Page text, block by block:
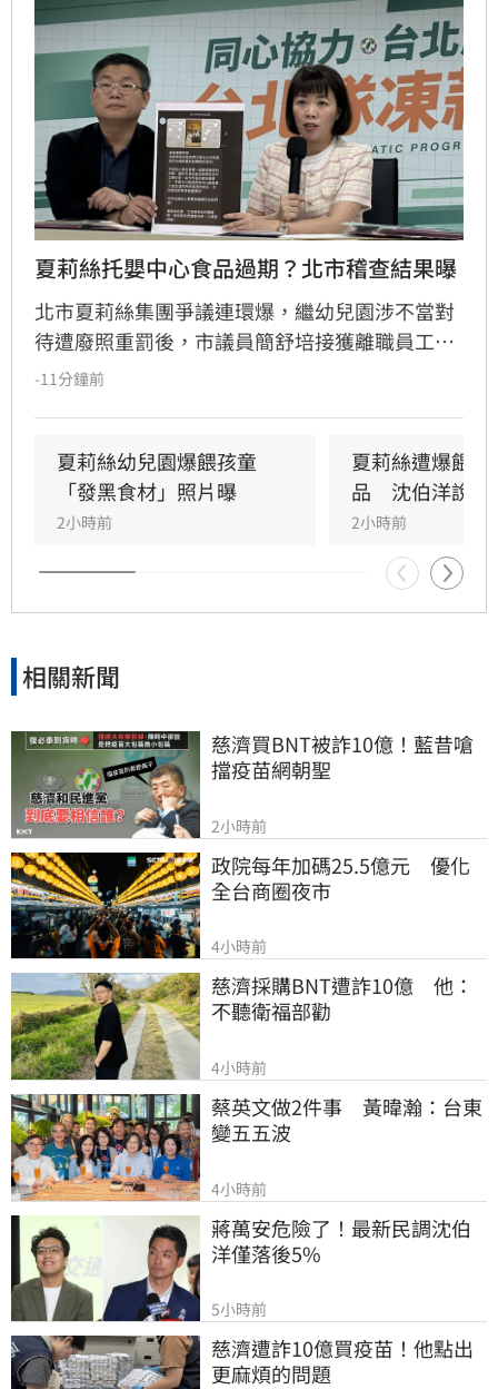
夏莉絲托嬰中心食品過期？北市稽查結果曝
北市夏莉絲集團爭議連環爆，繼幼兒園涉不當對
待遭廢照重罰後，市議員簡舒培接獲離職員工爆
料，指控旗下托嬰中心提供幼童食用過期或腐爛
應指出，接獲通報後已立即派員前往現場稽查，
雖抵達時已過用餐時間未發現異狀，但強調過去
半年已執行四次稽查皆無異常。市府重申，未來
將持續維持無預警稽查機制，若發現食安違規將
立即通報衛生局嚴辦，全力守護托嬰孩童健康安
全。
-11分鐘前
夏莉絲幼兒園爆餵孩童
「發黑食材」照片曝
2小時前
夏莉絲遭爆餵
品　沈伯洋說話
2小時前
相關新聞
慈濟買BNT被詐10億！藍昔嗆
擋疫苗網朝聖
2小時前
政院每年加碼25.5億元　優化
全台商圈夜市
4小時前
慈濟採購BNT遭詐10億　他：
不聽衛福部勸
4小時前
蔡英文做2件事　黃暐瀚：台東
變五五波
4小時前
蔣萬安危險了！最新民調沈伯
洋僅落後5%
5小時前
慈濟遭詐10億買疫苗！他點出
更麻煩的問題